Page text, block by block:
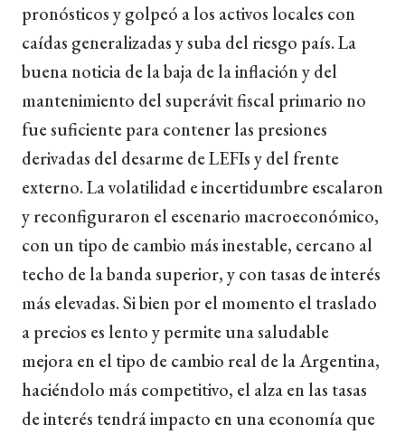
pronósticos y golpeó a los activos locales con
caídas generalizadas y suba del riesgo país. La
buena noticia de la baja de la inflación y del
mantenimiento del superávit fiscal primario no
fue suficiente para contener las presiones
derivadas del desarme de LEFIs y del frente
externo. La volatilidad e incertidumbre escalaron
y reconfiguraron el escenario macroeconómico,
con un tipo de cambio más inestable, cercano al
techo de la banda superior, y con tasas de interés
más elevadas. Si bien por el momento el traslado
a precios es lento y permite una saludable
mejora en el tipo de cambio real de la Argentina,
haciéndolo más competitivo, el alza en las tasas
de interés tendrá impacto en una economía que